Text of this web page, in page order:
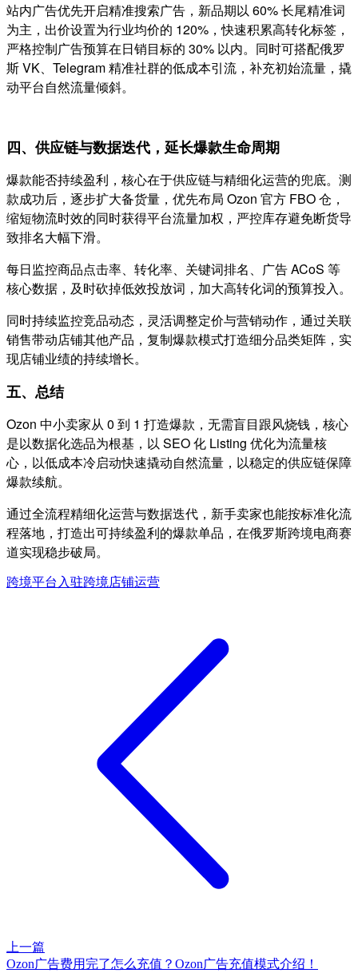
站内广告优先开启精准搜索广告，新品期以 60% 长尾精准词
为主，出价设置为行业均价的 120%，快速积累高转化标签，
严格控制广告预算在日销目标的 30% 以内。同时可搭配俄罗
斯 VK、Telegram 精准社群的低成本引流，补充初始流量，撬
动平台自然流量倾斜。
四、供应链与数据迭代，延长爆款生命周期
爆款能否持续盈利，核心在于供应链与精细化运营的兜底。测
款成功后，逐步扩大备货量，优先布局 Ozon 官方 FBO 仓，
缩短物流时效的同时获得平台流量加权，严控库存避免断货导
致排名大幅下滑。
每日监控商品点击率、转化率、关键词排名、广告 ACoS 等
核心数据，及时砍掉低效投放词，加大高转化词的预算投入。
同时持续监控竞品动态，灵活调整定价与营销动作，通过关联
销售带动店铺其他产品，复制爆款模式打造细分品类矩阵，实
现店铺业绩的持续增长。
五、总结
Ozon 中小卖家从 0 到 1 打造爆款，无需盲目跟风烧钱，核心
是以数据化选品为根基，以 SEO 化 Listing 优化为流量核
心，以低成本冷启动快速撬动自然流量，以稳定的供应链保障
爆款续航。
通过全流程精细化运营与数据迭代，新手卖家也能按标准化流
程落地，打造出可持续盈利的爆款单品，在俄罗斯跨境电商赛
道实现稳步破局。
跨境平台入驻跨境店铺运营
上一篇
Ozon广告费用完了怎么充值？Ozon广告充值模式介绍！